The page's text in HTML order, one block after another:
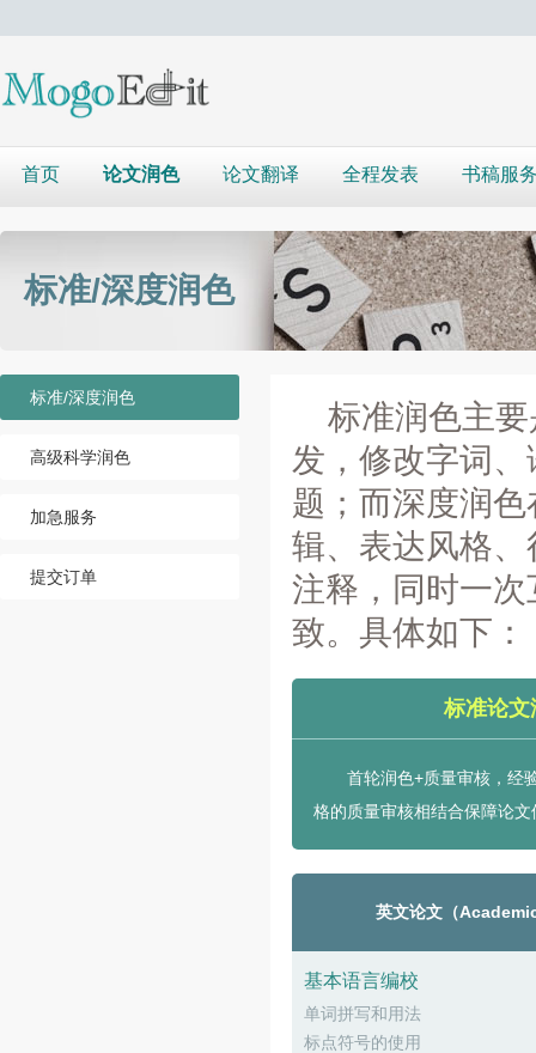
首页 论文润色 论文翻译 全程发表 书稿服
标准/深度润色
标准/深度润色
高级科学润色
加急服务
提交订单
标准润色主
发，修改字词
题；而深度润
辑、表达风格
注释，同时一
致。具体如下：
标准论文
首轮润色+质量审核，经
格的质量审核相结合保障论文
英文论文（
基本语言编校
单词拼写和用法
标点符号的使用